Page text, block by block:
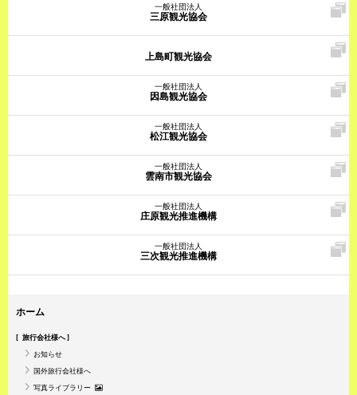
一般社団法人
三原観光協会
上島町観光協会
一般社団法人
因島観光協会
一般社団法人
松江観光協会
一般社団法人
雲南市観光協会
一般社団法人
庄原観光推進機構
一般社団法人
三次観光推進機構
ホーム
旅行会社様へ
お知らせ
国外旅行会社様へ
写真ライブラリー